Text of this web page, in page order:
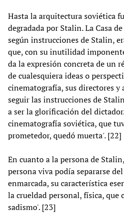
Hasta la arquitectura soviética
degradada por Stalin. La Casa
según instrucciones de Stalin,
que, con su inutilidad
da la expresión concreta de un
de cualesquiera ideas o
cinematografía, sus directores y
seguir las instrucciones de
a ser la glorificación del
cinematografía soviética, que
prometedor, quedó muerta'. [22]
En cuanto a la persona de
persona viva podía separarse
enmarcada, su característica
la crueldad personal, física, que
sadismo'. [23]